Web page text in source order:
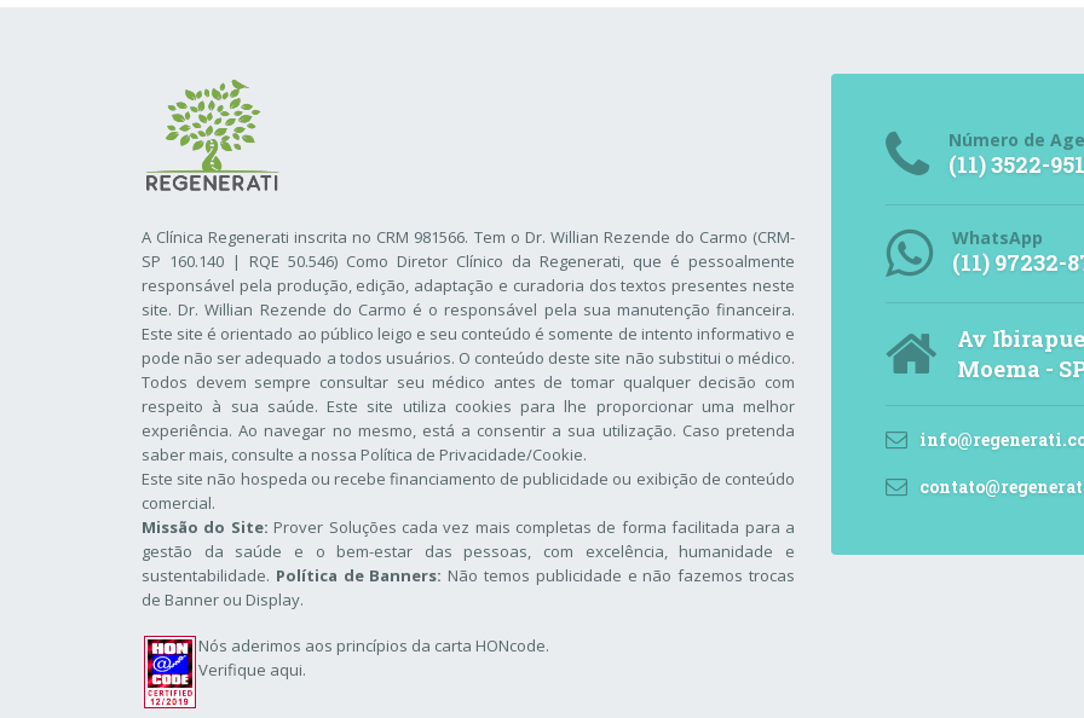
A Clínica Regenerati inscrita no CRM 981566. Tem o Dr. Willian Rezende do Carmo (CRM-
SP 160.140 | RQE 50.546) Como Diretor Clínico da Regenerati, que é pessoalmente
responsável pela produção, edição, adaptação e curadoria dos textos presentes neste
site. Dr. Willian Rezende do Carmo é o responsável pela sua manutenção financeira.
Este site é orientado ao público leigo e seu conteúdo é somente de intento informativo e
pode não ser adequado a todos usuários. O conteúdo deste site não substitui o médico.
Todos devem sempre consultar seu médico antes de tomar qualquer decisão com
respeito à sua saúde. Este site utiliza cookies para lhe proporcionar uma melhor
experiência. Ao navegar no mesmo, está a consentir a sua utilização. Caso pretenda
saber mais, consulte a nossa Política de Privacidade/Cookie.
Este site não hospeda ou recebe financiamento de publicidade ou exibição de conteúdo
comercial.
Missão do Site: Prover Soluções cada vez mais completas de forma facilitada para a
gestão da saúde e o bem-estar das pessoas, com excelência, humanidade e
sustentabilidade. Política de Banners: Não temos publicidade e não fazemos trocas
de Banner ou Display.
Nós aderimos aos princípios da carta HONcode.
Verifique aqui.
Número de
(11) 3522-
WhatsApp
(11) 97232-
Av
Moema -